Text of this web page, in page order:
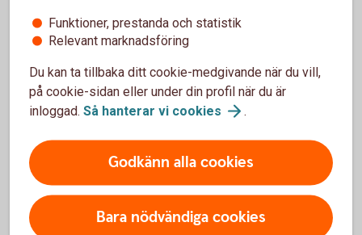
Mobilt BankID
Med Mobilt BankID får du tillgång till alla tjänster i
BankID
Funktioner, prestanda och statistik
Relevant marknadsföring
Du kan ta tillbaka ditt cookie-medgivande när du vill,
på cookie-sidan eller under din profil när du är
inloggad. Så hanterar vi cookies .
Godkänn alla cookies
Bara nödvändiga cookies